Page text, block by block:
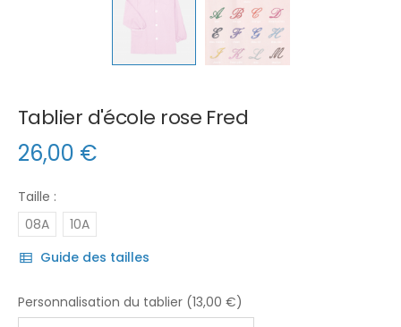
Tablier d'école rose Fred
26,00 €
Taille :
08A
10A
Guide des tailles
Personnalisation du tablier (13,00 €)